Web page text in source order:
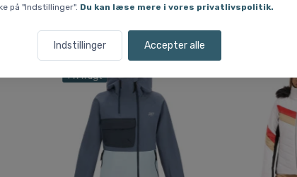
på "Indstillinger". Du kan læse mere i vores privatlivspolitik.
Indstillinger Accepter alle
Lignende varer
Fri fragt